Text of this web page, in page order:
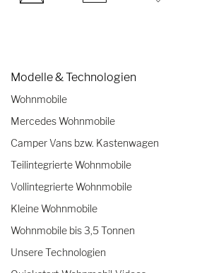
Modelle & Technologien
Wohnmobile
Mercedes Wohnmobile
Camper Vans bzw. Kastenwagen
Teilintegrierte Wohnmobile
Vollintegrierte Wohnmobile
Kleine Wohnmobile
Wohnmobile bis 3,5 Tonnen
Unsere Technologien